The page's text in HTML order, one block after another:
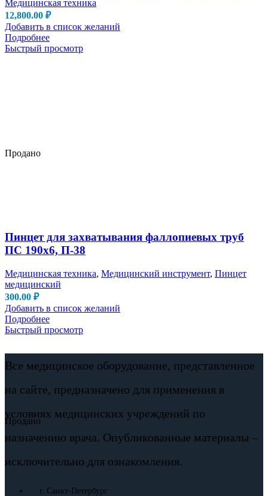
Продано
Медицинская техника
12,800.00 ₽
Добавить в список желаний
Подробнее
Быстрый просмотр
Продано
Пинцет для захватывания фаллопиевых труб
ПС 190х6, П-38
Медицинская техника, Медицинский инструмент, Пинцет
медицинский
300.00 ₽
Добавить в список желаний
Подробнее
Быстрый просмотр
Все медицинское оборудование, представленное
на сайте, предназначено для применения в
условиях медицинских учреждений по
назначению врача. Опубликованные материалы –
исключительно для ознакомления.
г. Санкт-Петербург